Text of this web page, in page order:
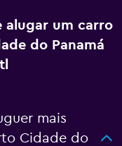
alugar um carro
do Panamá
mais
Cidade do